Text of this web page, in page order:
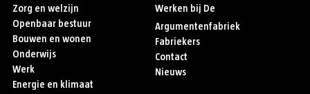
Zorg en welzijn
Openbaar bestuur
Bouwen en wonen
Onderwijs
Werk
Energie en klimaat
Werken bij De
Argumentenfabriek
Fabriekers
Contact
Nieuws